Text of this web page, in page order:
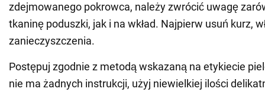
zdejmowanego pokrowca, należy zwrócić uwagę
tkaninę poduszki, jak i na wkład. Najpierw usuń kurz,
zanieczyszczenia.
Postępuj zgodnie z metodą wskazaną na etykiecie
nie ma żadnych instrukcji, użyj niewielkiej ilości